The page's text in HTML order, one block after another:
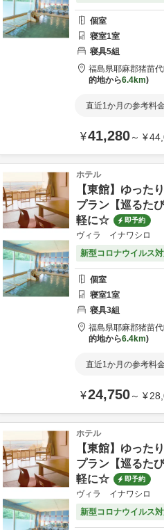
個室
寝室1室
寝具5組
福島県耶麻郡猪苗
的地から6.4km
直近1か月の参考料
¥41,280～ ¥
ホテル
【東館】ゆった
プラン【巡るた
軽に☆
即予約
ヴィラ イナワシロ
新型コロナウイルス
個室
寝室1室
寝具3組
福島県耶麻郡猪苗
的地から6.4km
直近1か月の参考料
¥24,750～ ¥
ホテル
【東館】ゆった
プラン【巡るた
軽に☆
即予約
ヴィラ イナワシロ
新型コロナウイルス